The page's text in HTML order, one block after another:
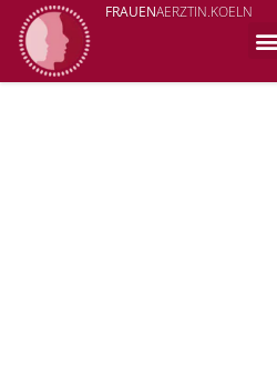
FRAUENAERZTIN.KOELN